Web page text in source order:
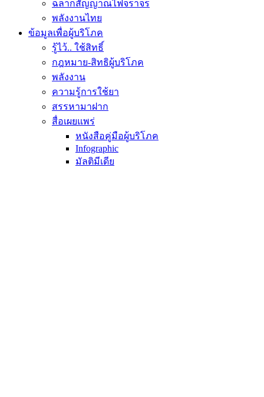
ฉลากสัญญาณไฟจราจร
พลังงานไทย
ข้อมูลเพื่อผู้บริโภค
รู้ไว้.. ใช้สิทธิ์
กฎหมาย-สิทธิผู้บริโภค
พลังงาน
ความรู้การใช้ยา
สรรหามาฝาก
สื่อเผยแพร่
หนังสือคู่มือผู้บริโภค
Infographic
มัลติมีเดีย